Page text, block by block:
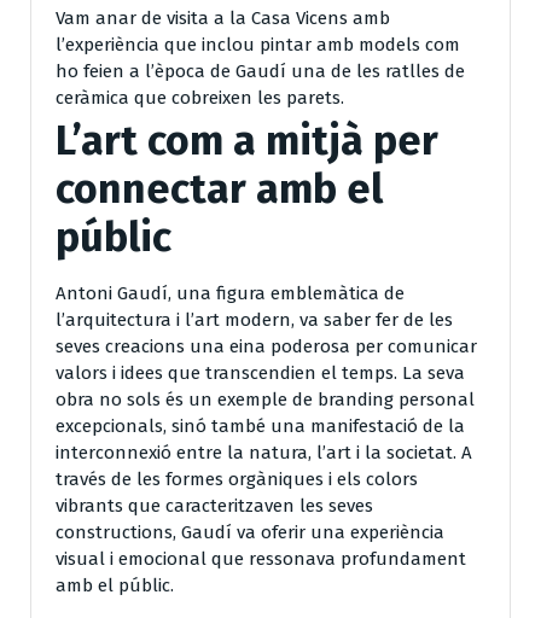
Vam anar de visita a la Casa Vicens amb
l’experiència que inclou pintar amb models com
ho feien a l’època de Gaudí una de les ratlles de
ceràmica que cobreixen les parets.
L’art com a mitjà per
connectar amb el
públic
Antoni Gaudí, una figura emblemàtica de
l’arquitectura i l’art modern, va saber fer de les
seves creacions una eina poderosa per comunicar
valors i idees que transcendien el temps. La seva
obra no sols és un exemple de branding personal
excepcionals, sinó també una manifestació de la
interconnexió entre la natura, l’art i la societat. A
través de les formes orgàniques i els colors
vibrants que caracteritzaven les seves
constructions, Gaudí va oferir una experiència
visual i emocional que ressonava profundament
amb el públic.